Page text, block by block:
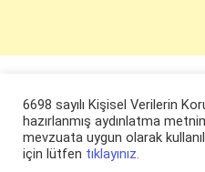
6698 sayılı Kişisel Verilerin
hazırlanmış aydınlatma
mevzuata uygun olarak
için lütfen tıklayınız.